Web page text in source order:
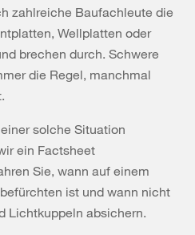
zahlreiche Baufachleute die
Wellplatten oder
brechen durch. Schwere
die Regel, manchmal
solche Situation
ein Factsheet
Sie, wann auf einem
ist und wann nicht
Lichtkuppeln absichern.